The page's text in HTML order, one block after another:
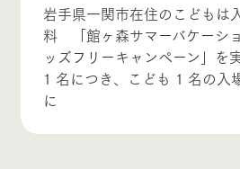
岩手県一関市在住のこどもは
料 「館ヶ森サマーバケーシ
ッズフリーキャンペーン」
1 名につき、こども 1 名の入
に